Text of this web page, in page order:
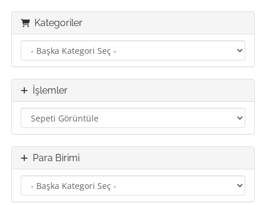
Kategoriler
İşlemler
Para Birimi